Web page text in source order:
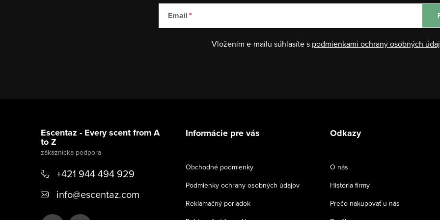
Email
Vložením e-mailu súhlasíte s podmienkami ochrany osobných
Escentaz - Every scent from A
to Z
+421 944 494 929
info@escentaz.com
Informácie pre vás
Obchodné podmienky
Podmienky ochrany osobných údajov
Reklamačný poriadok
Odkazy
O nás
História firmy
Prečo nakupovať u nás